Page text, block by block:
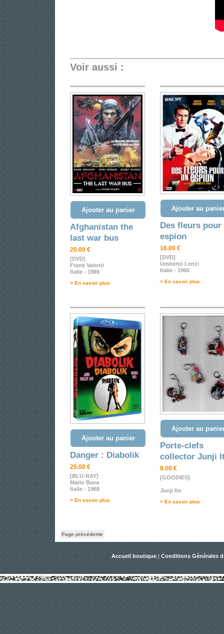
Voir aussi :
Ajouter au panier
Afghanistan the
last war bus
20.00 €
[DVD]
Frank Valenti
Italie - 1989
> En savoir plus
Ajouter au
Des fleurs pour
espion
16.00 €
[DVD]
Umberto Lenzi
Italie - 1966
> En savoir plus
Ajouter au panier
Danger : Diabolik
25.00 €
[BLU-RAY]
Mario Bava
Italie - 1968
> En savoir plus
Ajouter au
Porte-clefs
collector Junji
8.00 €
[GOODIES]
Junji Ito
> En savoir plus
Page précédente
Accueil boutique | Conditions Générales